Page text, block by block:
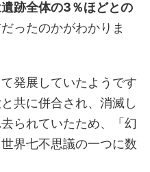
跡全体の3％ほどとの
ったのかがわかりま
発展していたようです
共に併合され、消滅し
られていたため、「幻
界七不思議の一つに数